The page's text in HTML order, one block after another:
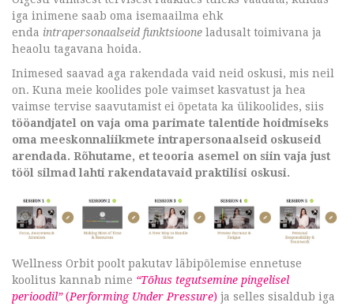
iga inimene saab oma isemaailma ehk
enda intrapersonaalseid funktsioone ladusalt toimivana ja
heaolu tagavana hoida.
Inimesed saavad aga rakendada vaid neid oskusi, mis neil
on. Kuna meie koolides pole vaimset kasvatust ja hea
vaimse tervise saavutamist ei õpetata ka ülikoolides, siis
tööandjatel on vaja oma parimate talentide hoidmiseks
oma meeskonnaliikmete intrapersonaalseid oskuseid
arendada. Rõhutame, et teooria asemel on siin vaja just
tööl silmad lahti rakendatavaid praktilisi oskusi.
Wellness Orbit poolt pakutav läbipõlemise ennetuse
koolitus kannab nime “Tõhus tegutsemine pingelisel
perioodil”(Performing Under Pressure) ja selles sisaldub iga